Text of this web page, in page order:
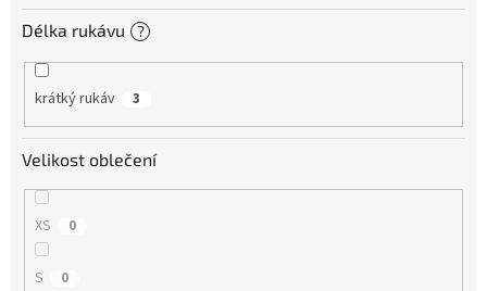
Délka rukávu ?
krátký rukáv 3
Velikost oblečení
XS 0
S 0